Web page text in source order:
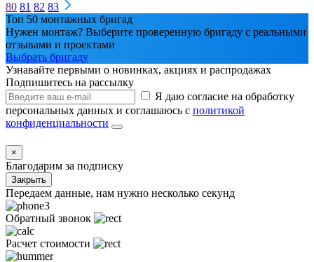
80 81 82 83
Топ 50 монтажных бригад
Нужен монтаж? Выберите проверенную бригаду с реальными
отзывами и проектами
Выбрать бригаду
Узнавайте первыми о новинках, акциях и распродажах
Подпишитесь на рассылку
Я даю согласие на обработку
персональных данных и соглашаюсь с политикой
конфиденциальности
×
Благодарим за подписку
Закрыть
Передаем данные, нам нужно несколько секунд
Обратный звонок
Расчет стоимости